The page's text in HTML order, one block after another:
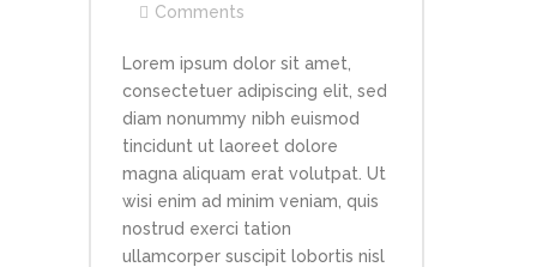
Comments
Lorem ipsum dolor sit amet,
consectetuer adipiscing elit, sed
diam nonummy nibh euismod
tincidunt ut laoreet dolore
magna aliquam erat volutpat. Ut
wisi enim ad minim veniam, quis
nostrud exerci tation
ullamcorper suscipit lobortis nisl